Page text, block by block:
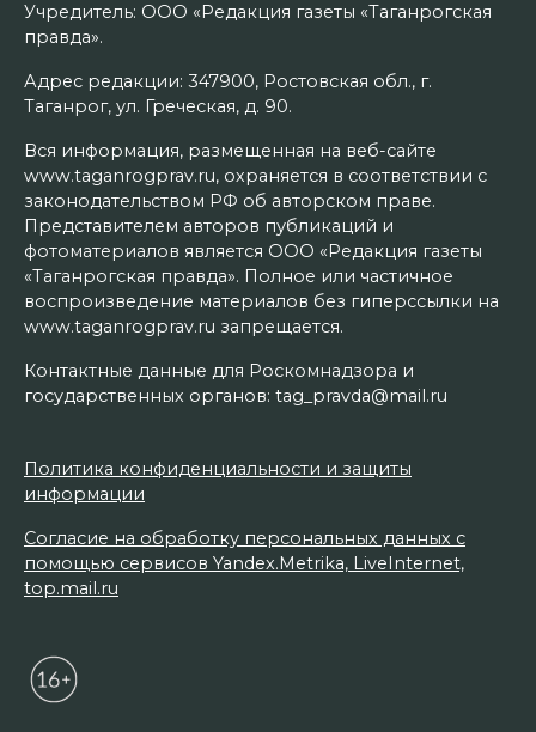
Учредитель: ООО «Редакция газеты «Таганрогская
правда».
Адрес редакции: 347900, Ростовская обл., г.
Таганрог, ул. Греческая, д. 90.
Вся информация, размещенная на веб-сайте
www.taganrogprav.ru, охраняется в соответствии с
законодательством РФ об авторском праве.
Представителем авторов публикаций и
фотоматериалов является ООО «Редакция газеты
«Таганрогская правда». Полное или частичное
воспроизведение материалов без гиперссылки на
www.taganrogprav.ru запрещается.
Контактные данные для Роскомнадзора и
государственных органов: tag_pravda@mail.ru
Политика конфиденциальности и защиты
информации
Согласие на обработку персональных данных с
помощью сервисов Yandex.Metrika, LiveInternet,
top.mail.ru